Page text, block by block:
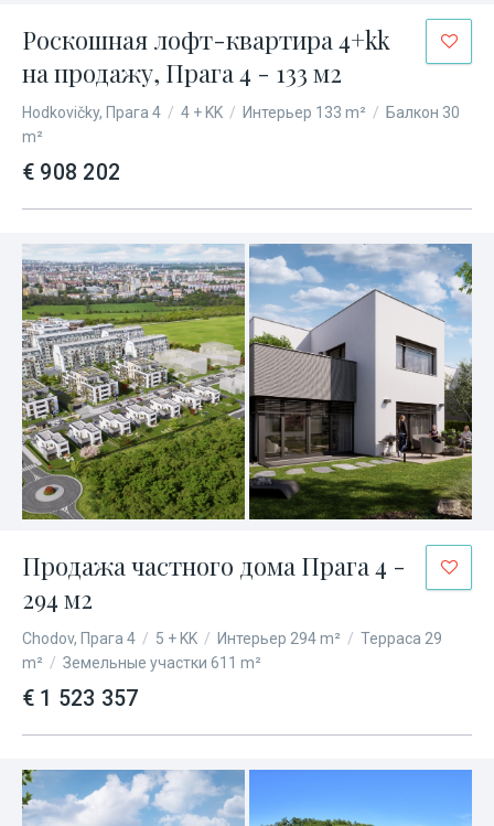
Роскошная лофт-квартира 4+kk
на продажу, Прага 4 - 133 м2
Hodkovičky, Прага 4 / 4 + KK / Интерьер 133 m² / Балкон 30
m²
€ 908 202
Продажа частного дома Прага 4 -
294 м2
Chodov, Прага 4 / 5 + KK / Интерьер 294 m² / Терраса 29
m² / Земельные участки 611 m²
€ 1 523 357